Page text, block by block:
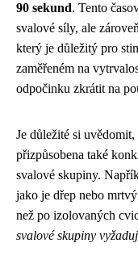
90 sekund. Tento
svalové síly, ale
který je důležitý pro
zaměřeném na
odpočinku zkrátit na
Je důležité si
přizpůsobena také
svalové skupiny.
jako je dřep nebo
než po izolovaných
svalové skupiny